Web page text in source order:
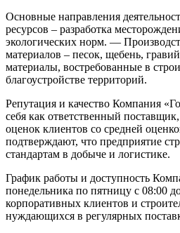
Основные направления
ресурсов – разработка
экологических норм. —
материалов – песок, щебень,
материалы, востребованные в
благоустройстве территорий.
Репутация и качество Компания
себя как ответственный
оценок клиентов со средней
подтверждают, что предприятие
стандартам в добыче и логистике.
График работы и доступность
понедельника по пятницу с 08:00
корпоративных клиентов и
нуждающихся в регулярных